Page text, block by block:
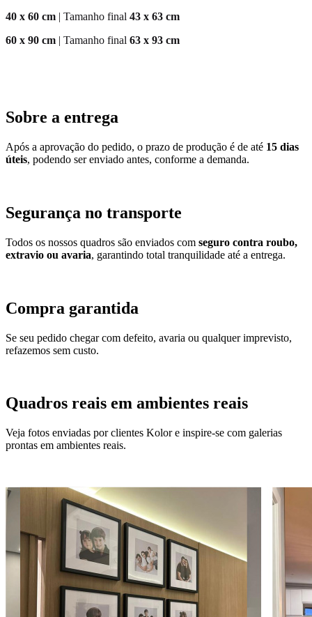
40 x 60 cm | Tamanho final 43 x 63 cm
60 x 90 cm | Tamanho final 63 x 93 cm
Sobre a entrega
Após a aprovação do pedido, o prazo de produção é de até 15 dias
úteis, podendo ser enviado antes, conforme a demanda.
Segurança no transporte
Todos os nossos quadros são enviados com seguro contra roubo,
extravio ou avaria, garantindo total tranquilidade até a entrega.
Compra garantida
Se seu pedido chegar com defeito, avaria ou qualquer imprevisto,
refazemos sem custo.
Quadros reais em ambientes reais
Veja fotos enviadas por clientes Kolor e inspire-se com galerias
prontas em ambientes reais.